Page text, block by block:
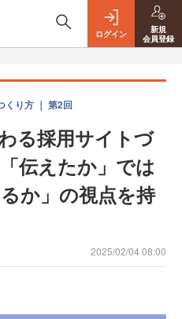
ログイン
新規
会員登録
くり方 ｜ 第2回
る採用サイトづ
伝えたか」では
か」の視点を持
2025/02/04 08:00